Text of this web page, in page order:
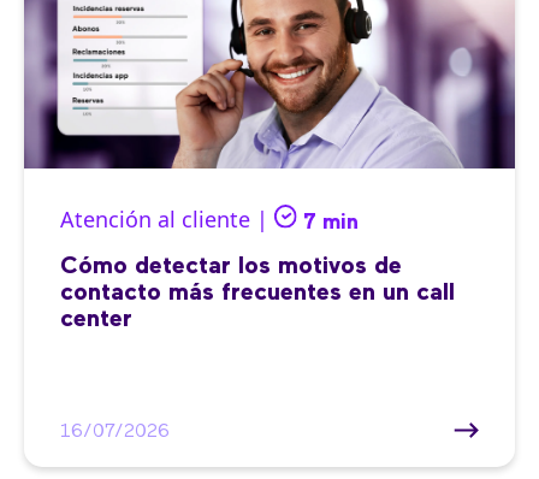
Atención al cliente | 7 min
Cómo detectar los motivos de
contacto más frecuentes en un call
center
16/07/2026